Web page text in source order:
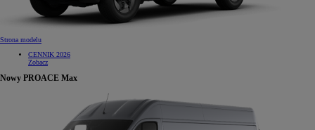
Strona modelu
CENNIK 2026
Zobacz
Nowy PROACE Max